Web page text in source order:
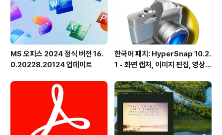
MS 오피스 2024 정식 버전 16.
0.20228.20124 업데이트
한국어 패치: HyperSnap 10.2.
1 - 화면 캡처, 이미지 편집, 영상